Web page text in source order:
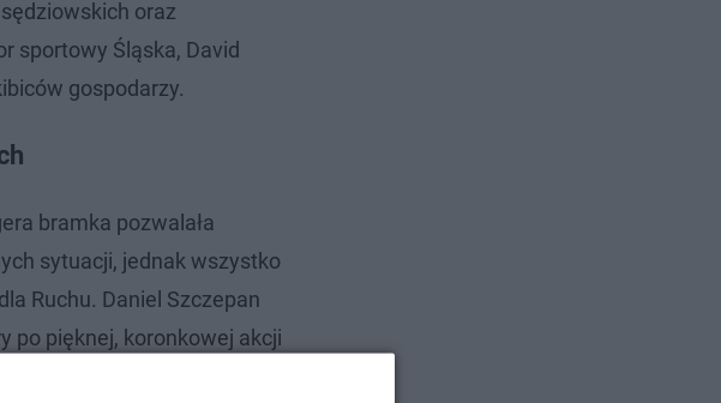
oraz
sportowy Śląska, David
gospodarzy.
bramka pozwalała
sytuacji, jednak wszystko
Ruchu. Daniel Szczepan
po pięknej, koronkowej akcji
a WKS znów był na